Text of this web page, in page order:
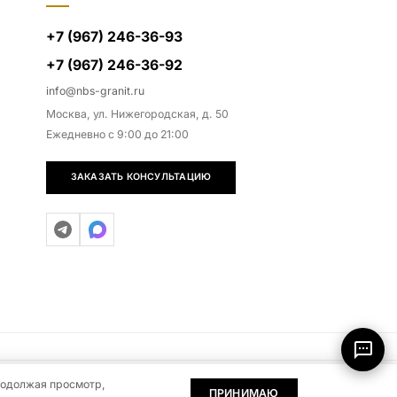
+7 (967) 246-36-93
+7 (967) 246-36-92
info@nbs-granit.ru
Москва, ул. Нижегородская, д. 50
Ежедневно с 9:00 до 21:00
ЗАКАЗАТЬ КОНСУЛЬТАЦИЮ
публичной офертой (ст. 437 ГК РФ)
просмотр,
ПРИНИМАЮ